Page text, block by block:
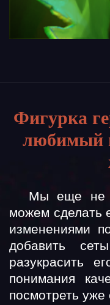
Фигурка
любимый
Мы еще не
можем сделать
изменениями
добавить
разукрасить
понимания
посмотреть